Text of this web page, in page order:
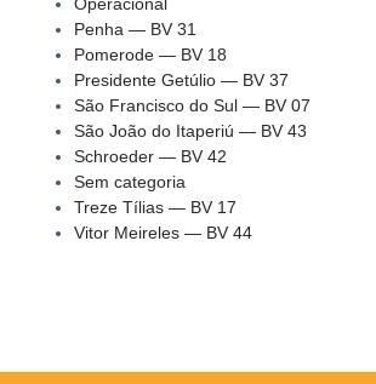
Penha — BV 31
Pomerode — BV 18
Presidente Getúlio — BV 37
São Francisco do Sul — BV 07
São João do Itaperiú — BV 43
Schroeder — BV 42
Sem categoria
Treze Tílias — BV 17
Vitor Meireles — BV 44